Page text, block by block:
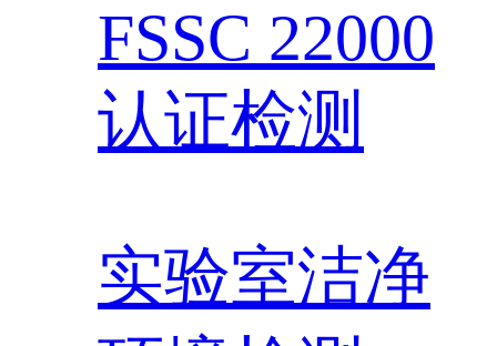
FSSC 22000
认证检测
实验室洁净